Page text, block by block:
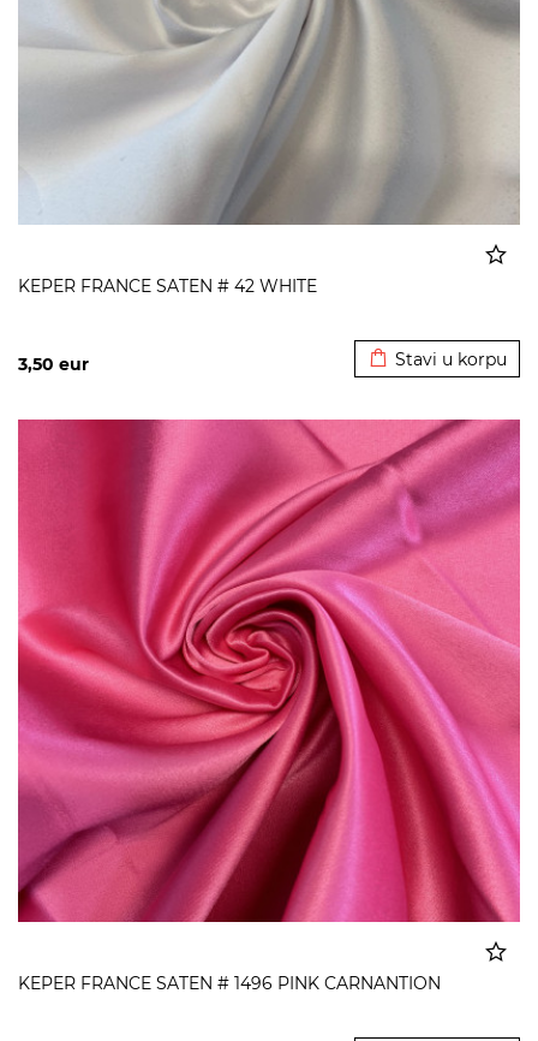
KEPER FRANCE SATEN # 42 WHITE
3,50 eur Stavi u korpu
KEPER FRANCE SATEN # 1496 PINK CARNANTION